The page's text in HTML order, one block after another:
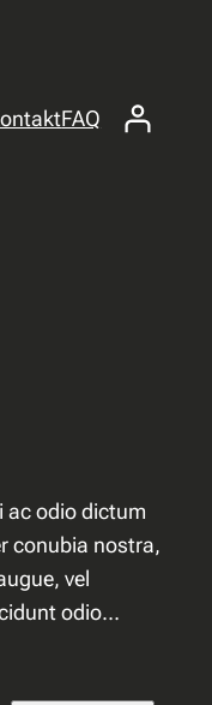
FAQ
ac odio dictum
conubia nostra,
vel
odio…